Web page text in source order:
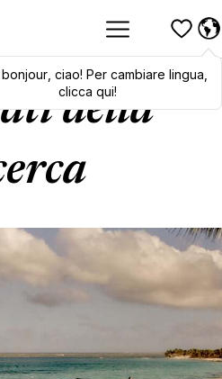
Hola,bonjour,ciao! To switch
languages, click here!
bonjour, ciao! Per cambiare lingua,
clicca qui!
della